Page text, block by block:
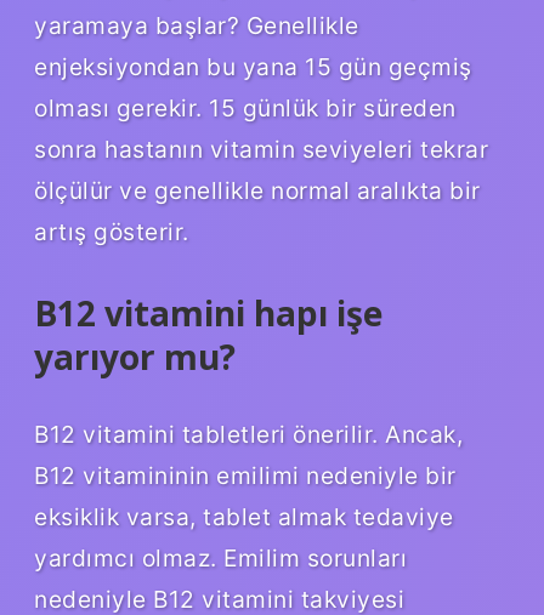
yaramaya başlar? Genellikle
enjeksiyondan bu yana 15 gün geçmiş
olması gerekir. 15 günlük bir süreden
sonra hastanın vitamin seviyeleri tekrar
ölçülür ve genellikle normal aralıkta bir
artış gösterir.
B12 vitamini hapı işe
yarıyor mu?
B12 vitamini tabletleri önerilir. Ancak,
B12 vitamininin emilimi nedeniyle bir
eksiklik varsa, tablet almak tedaviye
yardımcı olmaz. Emilim sorunları
nedeniyle B12 vitamini takviyesi